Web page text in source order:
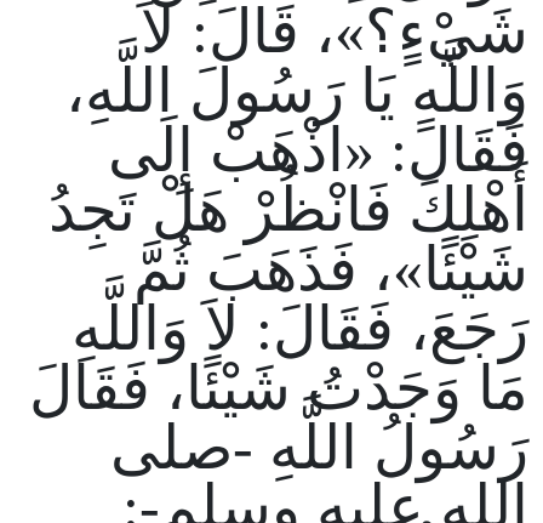
شَيْءٍ؟»، قَالَ: لاَ
وَاللَّهِ يَا رَسُولَ اللَّهِ،
فَقَالَ: «اذْهَبْ إِلَى
أَهْلِكَ فَانْظُرْ هَلْ تَجِدُ
شَيْئًا»، فَذَهَبَ ثُمَّ
رَجَعَ، فَقَالَ: لاَ وَاللَّهِ
مَا وَجَدْتُ شَيْئًا، فَقَالَ
رَسُولُ اللَّهِ -صلى
الله عليه وسلم-: